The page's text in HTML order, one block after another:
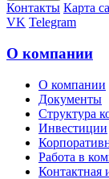
Контакты Карта
VK Telegram
О компании
О компании
Документы
Структура
Инвестиции
Работа в
Контактная